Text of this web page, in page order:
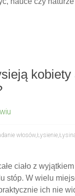
włosów,Łysienie,
ciało z
stóp. W wielu
ich nie